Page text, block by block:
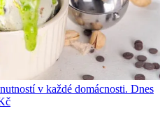
v každé domácnosti. Dnes